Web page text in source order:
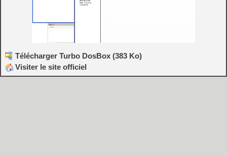
Télécharger Turbo DosBox (383 Ko)
Visiter le site officiel